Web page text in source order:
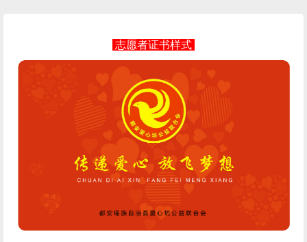
志愿者证书样式